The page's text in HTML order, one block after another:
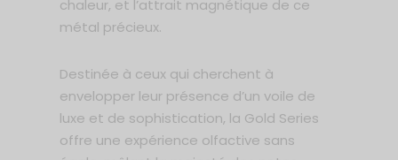
chaleur, et l’attrait magnétique de ce
métal précieux.
Destinée à ceux qui cherchent à
envelopper leur présence d’un voile de
luxe et de sophistication, la Gold Series
offre une expérience olfactive sans